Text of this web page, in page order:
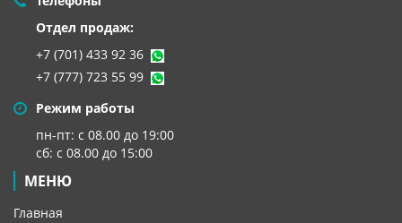
Отдел продаж:
+7 (701) 433 92 36
+7 (777) 723 55 99
Режим работы
пн-пт: с 08.00 до 19:00
сб: с 08.00 до 15:00
МЕНЮ
Главная